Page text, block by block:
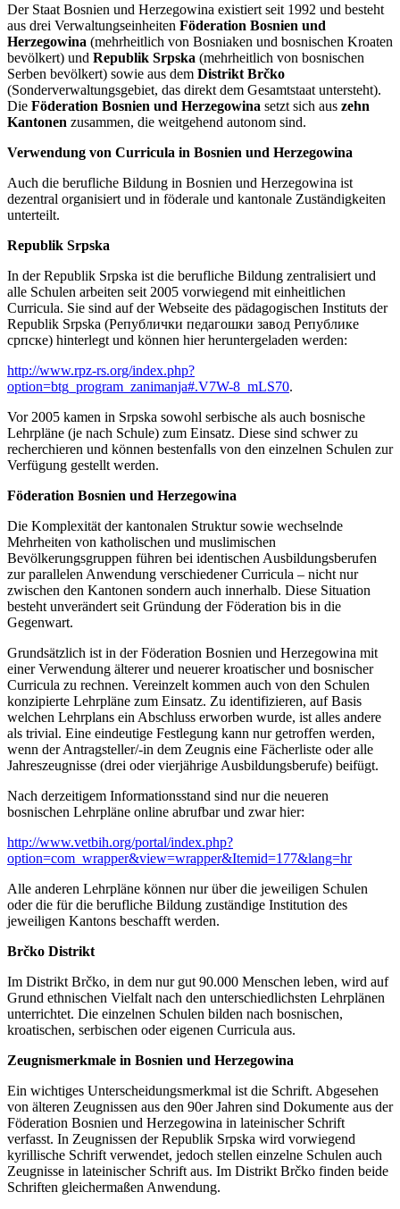
Der Staat Bosnien und Herzegowina existiert seit 1992 und besteht
aus drei Verwaltungseinheiten Föderation Bosnien und
Herzegowina (mehrheitlich von Bosniaken und bosnischen Kroaten
bevölkert) und Republik Srpska (mehrheitlich von bosnischen
Serben bevölkert) sowie aus dem Distrikt Brčko
(Sonderverwaltungsgebiet, das direkt dem Gesamtstaat untersteht).
Die Föderation Bosnien und Herzegowina setzt sich aus zehn
Kantonen zusammen, die weitgehend autonom sind.
Verwendung von Curricula in Bosnien und Herzegowina
Auch die berufliche Bildung in Bosnien und Herzegowina ist
dezentral organisiert und in föderale und kantonale Zuständigkeiten
unterteilt.
Republik Srpska
In der Republik Srpska ist die berufliche Bildung zentralisiert und
alle Schulen arbeiten seit 2005 vorwiegend mit einheitlichen
Curricula. Sie sind auf der Webseite des pädagogischen Instituts der
Republik Srpska (Републички педагошки завод Републике
српске) hinterlegt und können hier heruntergeladen werden:
http://www.rpz-rs.org/index.php?
option=btg_program_zanimanja#.V7W-8_mLS70.
Vor 2005 kamen in Srpska sowohl serbische als auch bosnische
Lehrpläne (je nach Schule) zum Einsatz. Diese sind schwer zu
recherchieren und können bestenfalls von den einzelnen Schulen zur
Verfügung gestellt werden.
Föderation Bosnien und Herzegowina
Die Komplexität der kantonalen Struktur sowie wechselnde
Mehrheiten von katholischen und muslimischen
Bevölkerungsgruppen führen bei identischen Ausbildungsberufen
zur parallelen Anwendung verschiedener Curricula – nicht nur
zwischen den Kantonen sondern auch innerhalb. Diese Situation
besteht unverändert seit Gründung der Föderation bis in die
Gegenwart.
Grundsätzlich ist in der Föderation Bosnien und Herzegowina mit
einer Verwendung älterer und neuerer kroatischer und bosnischer
Curricula zu rechnen. Vereinzelt kommen auch von den Schulen
konzipierte Lehrpläne zum Einsatz. Zu identifizieren, auf Basis
welchen Lehrplans ein Abschluss erworben wurde, ist alles andere
als trivial. Eine eindeutige Festlegung kann nur getroffen werden,
wenn der Antragsteller/-in dem Zeugnis eine Fächerliste oder alle
Jahreszeugnisse (drei oder vierjährige Ausbildungsberufe) beifügt.
Nach derzeitigem Informationsstand sind nur die neueren
bosnischen Lehrpläne online abrufbar und zwar hier:
http://www.vetbih.org/portal/index.php?
option=com_wrapper&view=wrapper&Itemid=177&lang=hr
Alle anderen Lehrpläne können nur über die jeweiligen Schulen
oder die für die berufliche Bildung zuständige Institution des
jeweiligen Kantons beschafft werden.
Brčko Distrikt
Im Distrikt Brčko, in dem nur gut 90.000 Menschen leben, wird auf
Grund ethnischen Vielfalt nach den unterschiedlichsten Lehrplänen
unterrichtet. Die einzelnen Schulen bilden nach bosnischen,
kroatischen, serbischen oder eigenen Curricula aus.
Zeugnismerkmale in Bosnien und Herzegowina
Ein wichtiges Unterscheidungsmerkmal ist die Schrift. Abgesehen
von älteren Zeugnissen aus den 90er Jahren sind Dokumente aus der
Föderation Bosnien und Herzegowina in lateinischer Schrift
verfasst. In Zeugnissen der Republik Srpska wird vorwiegend
kyrillische Schrift verwendet, jedoch stellen einzelne Schulen auch
Zeugnisse in lateinischer Schrift aus. Im Distrikt Brčko finden beide
Schriften gleichermaßen Anwendung.